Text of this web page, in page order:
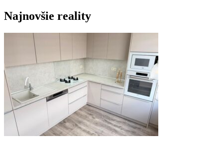
Najnovšie reality